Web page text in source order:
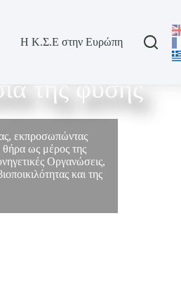
Η Κ.Σ.Ε στην Ευρώπη
της Ελλάδας
της φύσης
εκπροσωπώντας
θήρα ως μέρος της
Οργανώσεις,
και της